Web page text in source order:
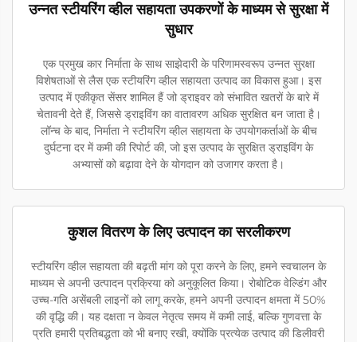
उन्नत स्टीयरिंग व्हील सहायता उपकरणों के माध्यम से सुरक्षा में
सुधार
एक प्रमुख कार निर्माता के साथ साझेदारी के परिणामस्वरूप उन्नत सुरक्षा
विशेषताओं से लैस एक स्टीयरिंग व्हील सहायता उत्पाद का विकास हुआ। इस
उत्पाद में एकीकृत सेंसर शामिल हैं जो ड्राइवर को संभावित खतरों के बारे में
चेतावनी देते हैं, जिससे ड्राइविंग का वातावरण अधिक सुरक्षित बन जाता है।
लॉन्च के बाद, निर्माता ने स्टीयरिंग व्हील सहायता के उपयोगकर्ताओं के बीच
दुर्घटना दर में कमी की रिपोर्ट की, जो इस उत्पाद के सुरक्षित ड्राइविंग के
अभ्यासों को बढ़ावा देने के योगदान को उजागर करता है।
कुशल वितरण के लिए उत्पादन का सरलीकरण
स्टीयरिंग व्हील सहायता की बढ़ती मांग को पूरा करने के लिए, हमने स्वचालन के
माध्यम से अपनी उत्पादन प्रक्रिया को अनुकूलित किया। रोबोटिक वेल्डिंग और
उच्च-गति असेंबली लाइनों को लागू करके, हमने अपनी उत्पादन क्षमता में 50%
की वृद्धि की। यह दक्षता न केवल नेतृत्व समय में कमी लाई, बल्कि गुणवत्ता के
प्रति हमारी प्रतिबद्धता को भी बनाए रखी, क्योंकि प्रत्येक उत्पाद की डिलीवरी